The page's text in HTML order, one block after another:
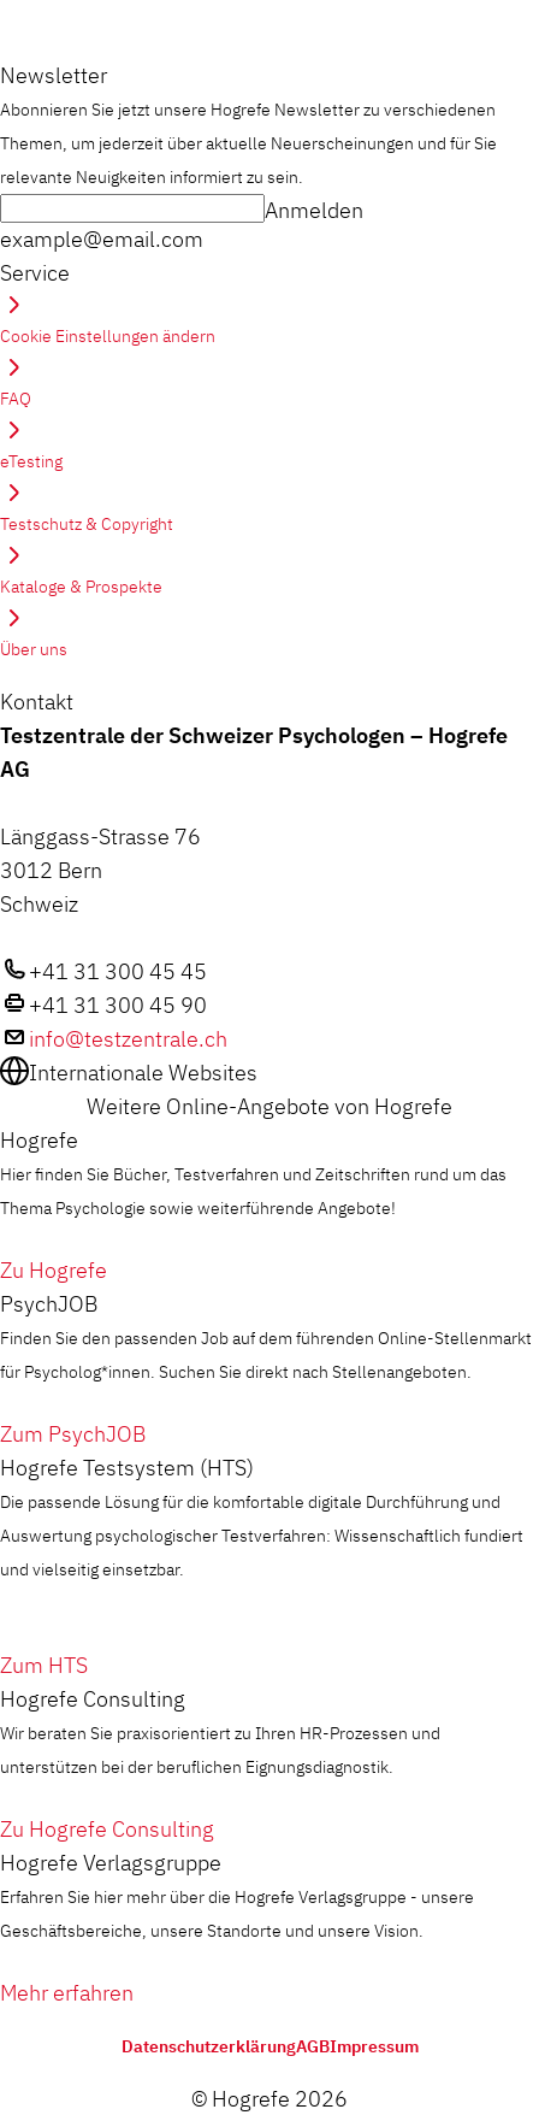
Newsletter
Abonnieren Sie jetzt unsere Hogrefe Newsletter zu verschiedenen
Themen, um jederzeit über aktuelle Neuerscheinungen und für Sie
relevante Neuigkeiten informiert zu sein.
example@email.com
Anmelden
Service
Cookie Einstellungen ändern
FAQ
eTesting
Testschutz & Copyright
Kataloge & Prospekte
Über uns
Kontakt
Testzentrale der Schweizer Psychologen – Hogrefe
AG
Länggass-Strasse 76
3012 Bern
Schweiz
+41 31 300 45 45
+41 31 300 45 90
info@testzentrale.ch
Internationale Websites
Weitere Online-Angebote von Hogrefe
Hogrefe
Hier finden Sie Bücher, Testverfahren und Zeitschriften rund um das
Thema Psychologie sowie weiterführende Angebote!
Zu Hogrefe
PsychJOB
Finden Sie den passenden Job auf dem führenden Online-Stellenmarkt
für Psycholog*innen. Suchen Sie direkt nach Stellenangeboten.
Zum PsychJOB
Hogrefe Testsystem (HTS)
Die passende Lösung für die komfortable digitale Durchführung und
Auswertung psychologischer Testverfahren: Wissenschaftlich fundiert
und vielseitig einsetzbar.
Zum HTS
Hogrefe Consulting
Wir beraten Sie praxisorientiert zu Ihren HR-Prozessen und
unterstützen bei der beruflichen Eignungsdiagnostik.
Zu Hogrefe Consulting
Hogrefe Verlagsgruppe
Erfahren Sie hier mehr über die Hogrefe Verlagsgruppe - unsere
Geschäftsbereiche, unsere Standorte und unsere Vision.
Mehr erfahren
DatenschutzerklärungAGBImpressum
© Hogrefe 2026